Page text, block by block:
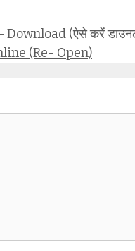
(ऐसे करें
(Re- Open)